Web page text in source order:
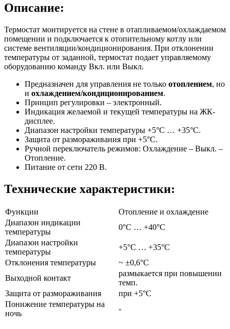
Описание:
Термостат монтируется на стене в отапливаемом/охлаждаемом
помещении и подключается к отопительному котлу или
системе вентиляции/кондиционирования. При отклонении
температуры от заданной, термостат подает управляемому
оборудованию команду Вкл. или Выкл.
Предназначен для управления не только отоплением, но
и охлаждением/кондиционированием.
Принцип регулировки – электронный.
Индикация желаемой и текущей температуры на ЖК-
дисплее.
Диапазон настройки температуры +5°C … +35°C.
Защита от размораживания при +5°C.
Ручной переключатель режимов: Охлаждение – Выкл. –
Отопление.
Питание от сети 220 В.
Технические характеристики:
Функции
Отопление и охлаждение
Диапазон индикации
температуры
0°C … +40°C
Диапазон настройки
температуры
+5°C … +35°C
Отклонения температуры
~ ±0,6°C
Выходной контакт
размыкается при повышении
темп.
Защита от размораживания
при +5°C
Понижение температуры на
ночь
-